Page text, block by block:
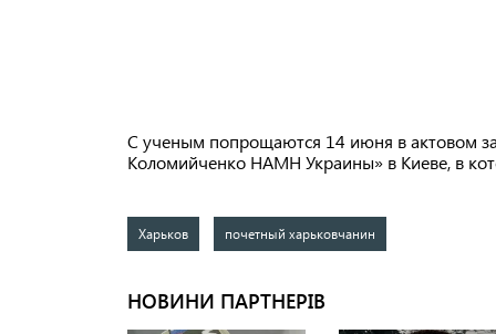
С ученым попрощаются 14 июня в актовом
Коломийченко НАМН Украины» в Киеве, в
Харьков почетный харьковчанин